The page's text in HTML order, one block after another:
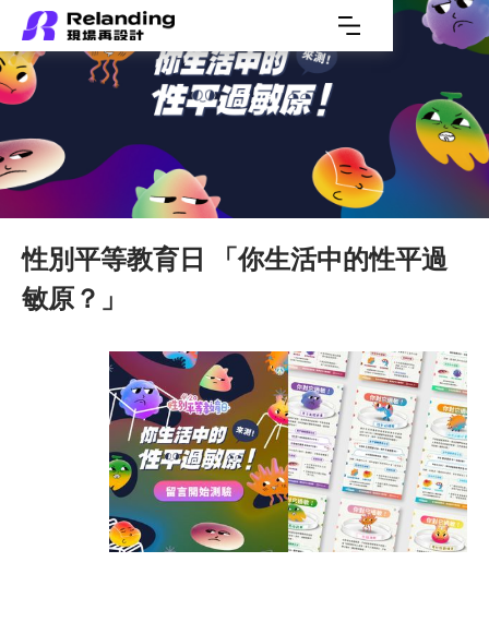
性別平等教育日 「你生活中的性平過
敏原？」